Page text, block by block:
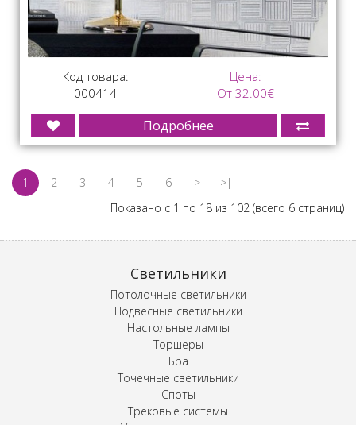
Код товара:
000414
Цена:
От 32.00€
Подробнее
1 2 3 4 5 6 >
>|
Показано с 1 по 18 из 102 (всего 6 страниц)
Светильники
Потолочные светильники
Подвесные светильники
Настольные лампы
Торшеры
Бра
Точечные светильники
Споты
Трековые системы